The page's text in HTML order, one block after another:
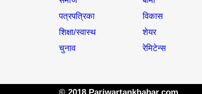
पत्रपत्रिका
शिक्षा/स्वास्थ
चुनाव
विकास
शेयर
रेमिटेन्स
© 2018 Pariwartankhabar.com